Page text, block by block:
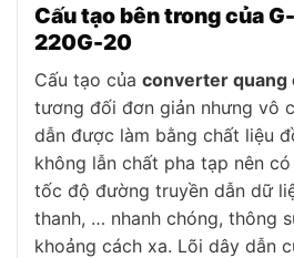
Cấu tạo bên trong của
220G-20
Cấu tạo của converter quang
tương đối đơn giản nhưng vô
dẫn được làm bằng chất liệu
không lẫn chất pha tạp nên
tốc độ đường truyền dẫn dữ
thanh, … nhanh chóng, thông
khoảng cách xa. Lõi dây dẫn